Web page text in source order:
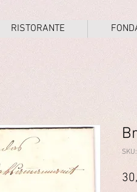
RISTORANTE